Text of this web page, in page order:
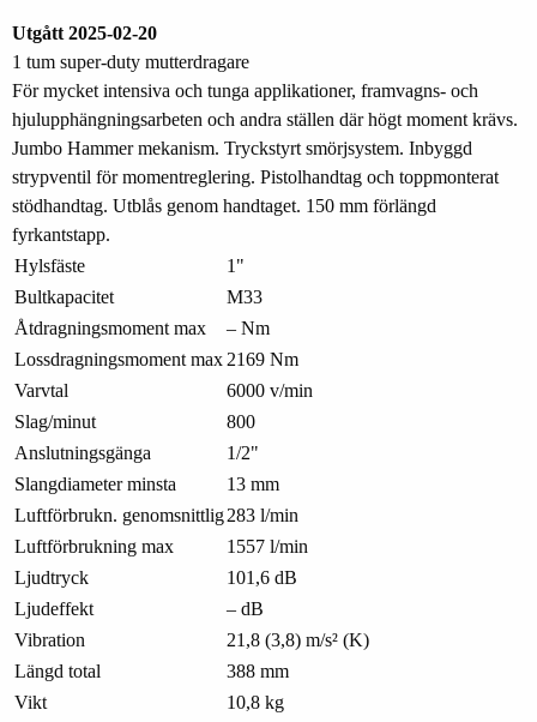
Utgått 2025-02-20
1 tum super-duty mutterdragare
För mycket intensiva och tunga applikationer, framvagns- och
hjulupphängningsarbeten och andra ställen där högt moment krävs.
Jumbo Hammer mekanism. Tryckstyrt smörjsystem. Inbyggd
strypventil för momentreglering. Pistolhandtag och toppmonterat
stödhandtag. Utblås genom handtaget. 150 mm förlängd
fyrkantstapp.
Hylsfäste
1"
Bultkapacitet
M33
Åtdragningsmoment max
– Nm
Lossdragningsmoment max 2169 Nm
Varvtal
6000 v/min
Slag/minut
800
Anslutningsgänga
1/2"
Slangdiameter minsta
13 mm
Luftförbrukn. genomsnittlig283 l/min
Luftförbrukning max
1557 l/min
Ljudtryck
101,6 dB
Ljudeffekt
– dB
Vibration
21,8 (3,8) m/s² (K)
Längd total
388 mm
Vikt
10,8 kg